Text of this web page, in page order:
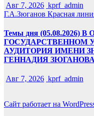
Авг 7, 2026 kprf_admin
Г.А.Зюганов Красная
Темы дня (05.08.2026)
ГОСУДАРСТВЕННОМ
АУДИТОРИЯ ИМЕНИ
ГЕННАДИЯ
Авг 7, 2026 kprf_admin
Сайт работает на